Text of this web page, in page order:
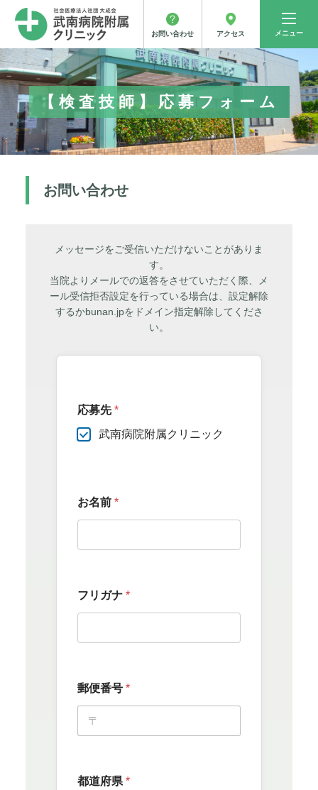
お問い合わせ アクセス メニュー
【検査技師】応募フォーム
お問い合わせ
メッセージをご受信いただけないことがありま
す。
当院よりメールでの返答をさせていただく際、メ
ール受信拒否設定を行っている場合は、設定解除
するかbunan.jpをドメイン指定解除してくださ
い。
応募先*
武南病院附属クリニック
お名前 *
フリガナ *
郵便番号 *
都道府県 *